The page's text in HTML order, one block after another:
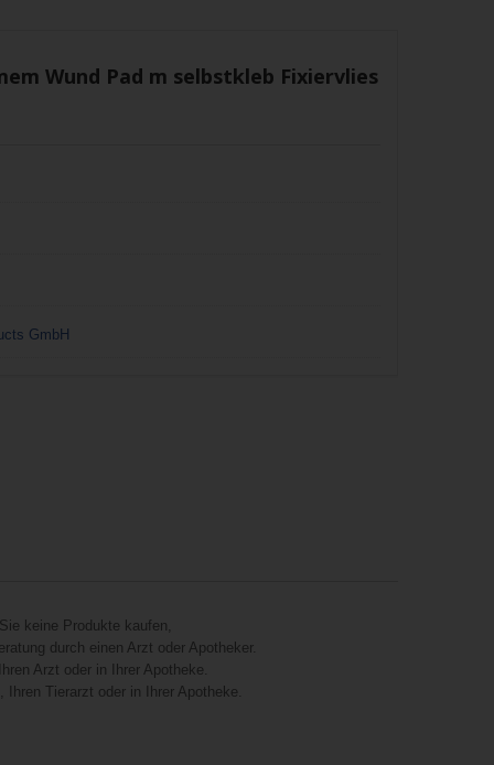
Wund Pad m selbstkleb Fixiervlies
GmbH
keine Produkte kaufen,
durch einen Arzt oder Apotheker.
Arzt oder in Ihrer Apotheke.
Tierarzt oder in Ihrer Apotheke.